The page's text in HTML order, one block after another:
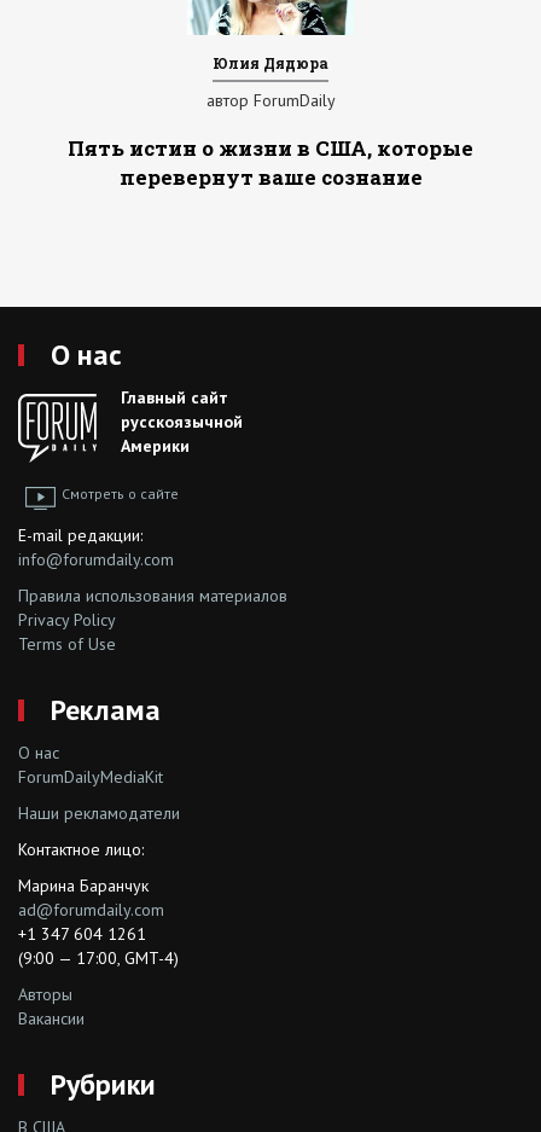
Юлия Дядюра
автор ForumDaily
Пять истин о жизни в США, которые
перевернут ваше сознание
О нас
Главный сайт
русскоязычной
Америки
Смотреть о сайте
E-mail редакции:
info@forumdaily.com
Правила использования материалов
Privacy Policy
Terms of Use
Реклама
О нас
ForumDailyMediaKit
Наши рекламодатели
Контактное лицо:
Марина Баранчук
ad@forumdaily.com
+1 347 604 1261
(9:00 — 17:00, GMT-4)
Авторы
Вакансии
Рубрики
В США